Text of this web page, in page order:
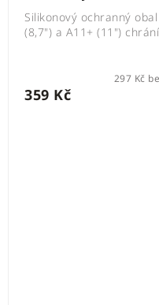
297 Kč
359 Kč
Silikonový ochranný
(8,7") a A11+ (11")